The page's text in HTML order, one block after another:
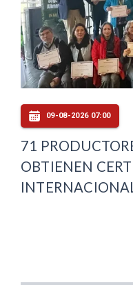
09-08-2026 07:00
71
OBTIENEN